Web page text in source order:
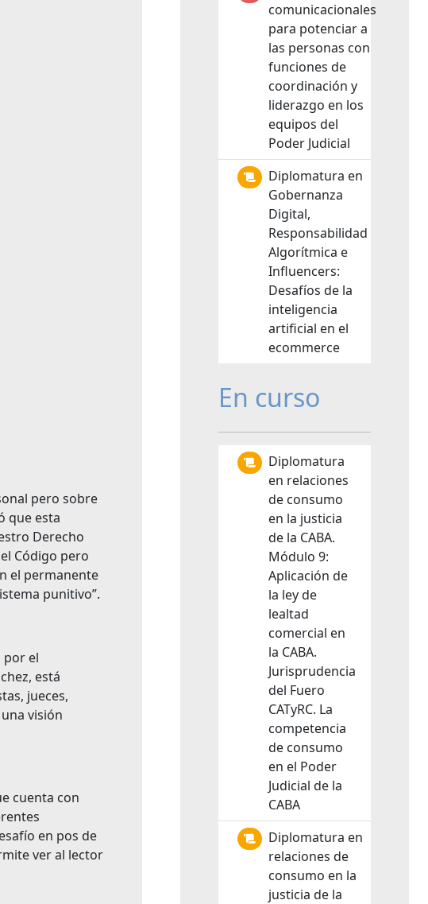
pero sobre
que esta
Derecho
Código pero
el permanente
punitivo”.
por el
está
jueces,
visión
cuenta con
en pos de
ver al lector
comunicacionales
para potenciar a
las personas con
funciones de
coordinación y
liderazgo en los
equipos del
Poder Judicial
Diplomatura en
Gobernanza
Digital,
Responsabilidad
Algorítmica e
Influencers:
Desafíos de la
inteligencia
artificial en el
ecommerce
En curso
Diplomatura
en relaciones
de consumo
en la justicia
de la CABA.
Módulo 9:
Aplicación de
la ley de
lealtad
comercial en
la CABA.
Jurisprudencia
del Fuero
CATyRC. La
competencia
de consumo
en el Poder
Judicial de la
CABA
Diplomatura en
relaciones de
consumo en la
justicia de la